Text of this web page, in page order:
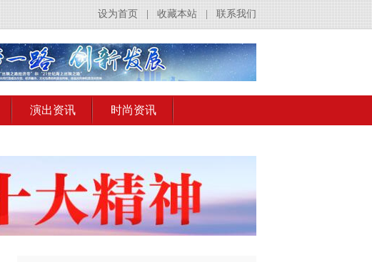
联系我们
收藏本站
设为首页
演出资讯 时尚资讯